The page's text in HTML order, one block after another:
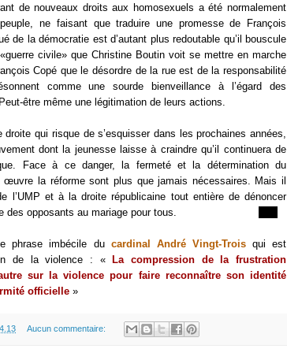
de nouveaux droits aux homosexuels a été normalement
ne faisant que traduire une promesse de François
de la démocratie est d’autant plus redoutable qu’il bouscule
civile» que Christine Boutin voit se mettre en marche
Copé que le désordre de la rue est de la responsabilité
comme une sourde bienveillance à l’égard des
être même une légitimation de leurs actions.
qui risque de s’esquisser dans les prochaines années,
dont la jeunesse laisse à craindre qu’il continuera de
Face à ce danger, la fermeté et la détermination du
œuvre la réforme sont plus que jamais nécessaires. Mais il
l’UMP et à la droite républicaine tout entière de dénoncer
des opposants au mariage pour tous.
phrase imbécile du cardinal André Vingt-Troisqui est
de la violence : «La compression de la frustration
sur la violence pour faire reconnaître son identité
officielle »
Aucun commentaire: